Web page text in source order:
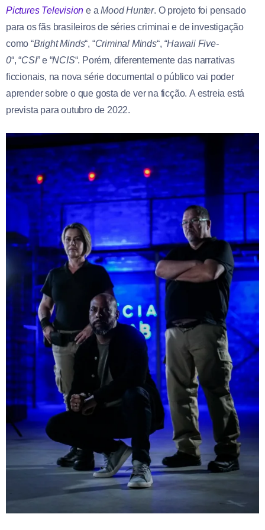
Pictures Television e a Mood Hunter. O projeto foi pensado
para os fãs brasileiros de séries criminai e de investigação
como “Bright Minds“, “Criminal Minds“, “Hawaii Five-
0“, “CSI”e “NCIS“. Porém, diferentemente das narrativas
ficcionais, na nova série documental o público vai poder
aprender sobre o que gosta de ver na ficção. A estreia está
prevista para outubro de 2022.